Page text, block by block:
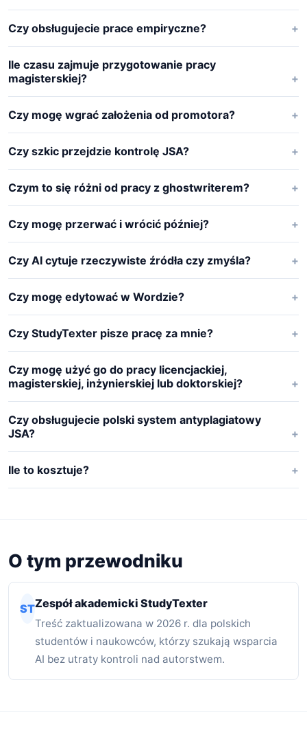
Czy obsługujecie prace empiryczne?
Ile czasu zajmuje przygotowanie pracy
magisterskiej?
Czy mogę wgrać założenia od promotora?
Czy szkic przejdzie kontrolę JSA?
Czym to się różni od pracy z ghostwriterem?
Czy mogę przerwać i wrócić później?
Czy AI cytuje rzeczywiste źródła czy zmyśla?
Czy mogę edytować w Wordzie?
Czy StudyTexter pisze pracę za mnie?
Czy mogę użyć go do pracy licencjackiej,
magisterskiej, inżynierskiej lub doktorskiej?
Czy obsługujecie polski system antyplagiatowy
JSA?
Ile to kosztuje?
O tym przewodniku
STZespół akademicki StudyTexter
Treść zaktualizowana w 2026 r. dla polskich
studentów i naukowców, którzy szukają wsparcia
AI bez utraty kontroli nad autorstwem.